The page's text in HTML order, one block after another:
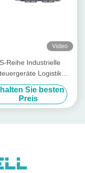
Video
Reihe Industrielle
Logistik
Discrete Io Module
LS-4DI4DO-P2FS
Sie besten
Preis